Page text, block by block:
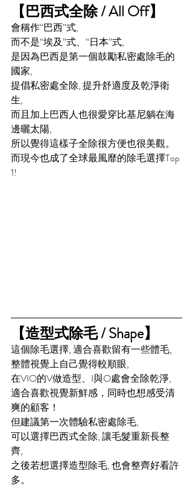
【巴西式全除 / All Off】
會稱作“巴西”式,
而不是“埃及”式、“日本”式,
是因為巴西是第一個鼓勵私密處除毛的
國家,
提倡私密處全除, 提升舒適度及乾淨衛
生,
而且加上巴西人也很愛穿比基尼躺在海
邊曬太陽,
所以覺得這樣子全除很方便也很美觀。
而現今也成了全球最風靡的除毛選擇Top
1!
【造型式除毛 / Shape】
這個除毛選擇, 適合喜歡留有一些體毛,
整體視覺上自己覺得較順眼,
在VIO的V做造型、I與O處會全除乾淨,
適合喜歡視覺新鮮感，同時也想感受清
爽的顧客！
但建議第一次體驗私密處除毛,
可以選擇巴西式全除, 讓毛髮重新長整
齊,
之後若想選擇造型除毛, 也會整齊好看許
多。